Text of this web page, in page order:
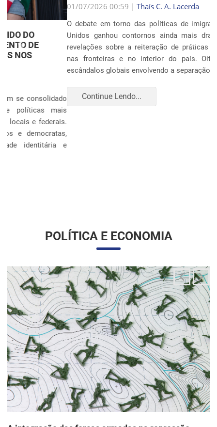
01/07/2026 00:59 |Thaís C. A. Lacerda
O debate em torno das políticas de imigração nos Estados
Unidos ganhou contornos ainda mais dramáticos com as
revelações sobre a reiteração de práticas punitivas severas
nas fronteiras e no interior do país. Oito anos após os
escândalos globais envolvendo a separação sistemática d...
Continue Lendo...
Anterior
POLÍTICA E ECONOMIA
A integração das forças armadas na repressão
imigratória
24/06/2025 11:33 |Editores
O governo Trump vem articulando uma inédita e ampla
mobilização da Guarda Nacional para atuar diretamente em
operações de fiscalização migratória no interior dos Estados